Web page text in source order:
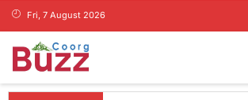
Fri, 7 August 2026